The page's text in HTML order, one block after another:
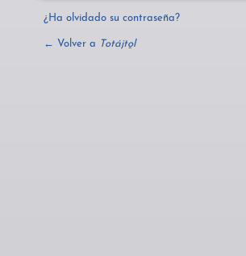
¿Ha olvidado su contraseña?
← Volver a Totájto̱l